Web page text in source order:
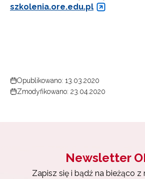
szkolenia.ore.edu.pl
Opublikowano: 13.03.2020
Zmodyfikowano: 23.04.2020
Newsletter
Zapisz się i bądź na bieżąco z